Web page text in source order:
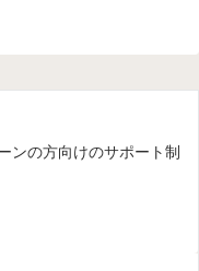
ンの方向けのサポート制